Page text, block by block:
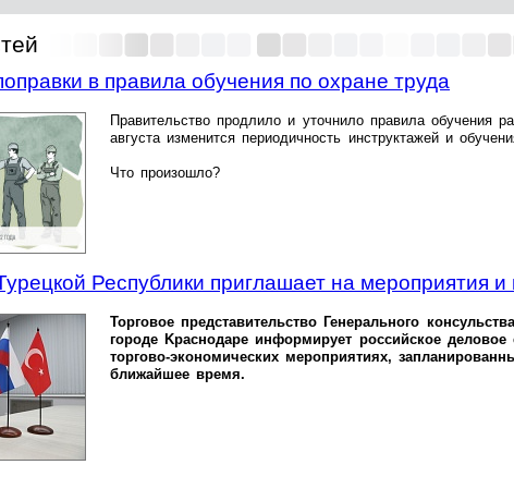
в правила обучения по охране труда
Правительство продлило и уточнило правила обучения
августа изменится периодичность инструктажей и
Что произошло?
Республики приглашает на мероприятия и
Торговое представительство Генерального
городе Kpacнодаре информирует российское
торгово-экономических мероприятиях,
ближайшее время.